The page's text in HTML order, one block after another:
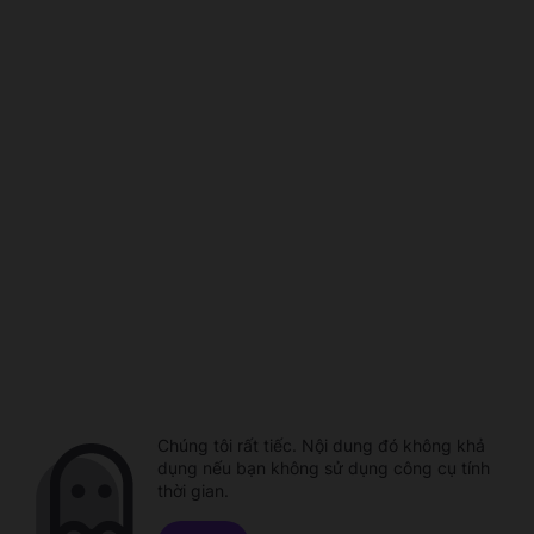
Chúng tôi rất tiếc. Nội dung đó không khả
dụng nếu bạn không sử dụng công cụ tính
thời gian.